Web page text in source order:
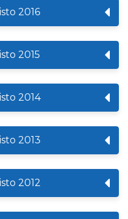
2016
2015
2014
2013
2012